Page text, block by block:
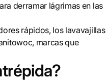
derramar lágrimas en las
rápidos, los lavavajillas
marcas que